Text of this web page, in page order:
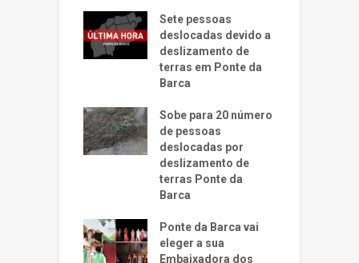
Sete pessoas
deslocadas devido a
deslizamento de
terras em Ponte da
Barca
Sobe para 20 número
de pessoas
deslocadas por
deslizamento de
terras Ponte da
Barca
Ponte da Barca vai
eleger a sua
Embaixadora dos